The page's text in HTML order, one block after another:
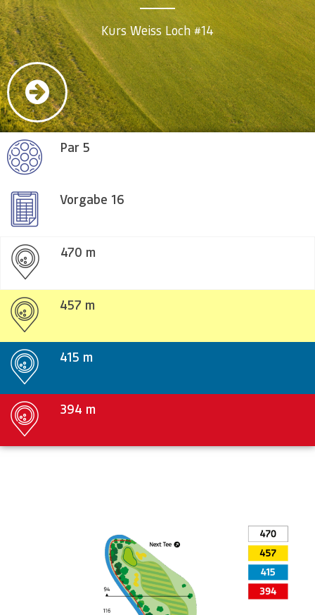
Kurs Weiss Loch #14
Par 5
Vorgabe 16
470 m
457 m
415 m
394 m